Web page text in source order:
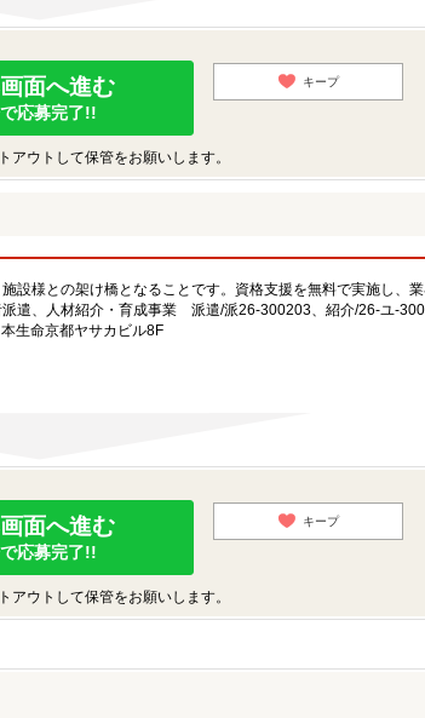
面へ進む
応募完了!!
キープ
ウトして保管をお願いします。
設様との架け橋となることです。資格支援を無料で実施し、
遣、人材紹介・育成事業 派遣/派26-300203、紹介/26-ユ-
生命京都ヤサカビル8F
面へ進む
応募完了!!
キープ
ウトして保管をお願いします。